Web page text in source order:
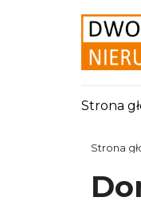
Strona
Strona